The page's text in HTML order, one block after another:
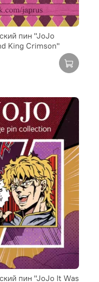
пин "JoJo
King Crimson"
пин "JoJo It Was